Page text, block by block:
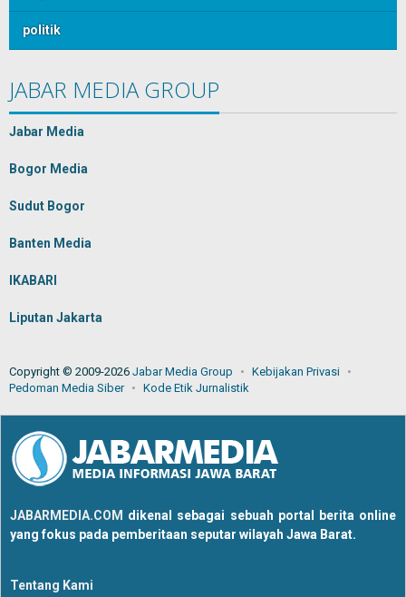
politik
JABAR MEDIA GROUP
Jabar Media
Bogor Media
Sudut Bogor
Banten Media
IKABARI
Liputan Jakarta
Copyright © 2009-2026 Jabar Media Group
Kebijakan Privasi
Pedoman Media Siber
Kode Etik Jurnalistik
JABARMEDIA.COM dikenal sebagai sebuah portal berita online
yang fokus pada pemberitaan seputar wilayah Jawa Barat.
Tentang Kami